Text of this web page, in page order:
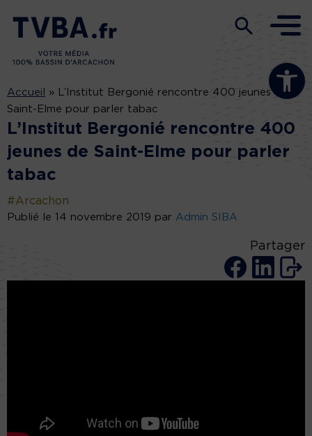
Ouvrir la
Accueil »
L’Institut Bergonié rencontre 400 jeunes de
Saint-Elme pour parler tabac
L’Institut Bergonié rencontre 400
jeunes de Saint-Elme pour parler
tabac
#Arcachon
Publié le 14 novembre 2019 par Admin SIBA
Partager